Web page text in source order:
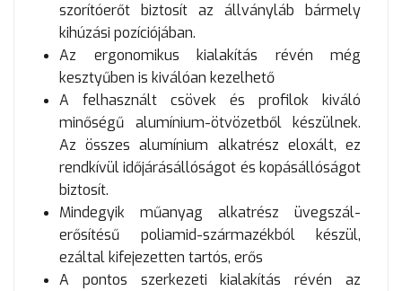
szorítóerőt biztosít az állványláb bármely
kihúzási pozíciójában.
Az ergonomikus kialakítás révén még
kesztyűben is kiválóan kezelhető
A felhasznált csövek és profilok kiváló
minőségű alumínium-ötvözetből készülnek.
Az összes alumínium alkatrész eloxált, ez
rendkívül időjárásállóságot és kopásállóságot
biztosít.
Mindegyik műanyag alkatrész üvegszál-
erősítésű poliamid-származékból készül,
ezáltal kifejezetten tartós, erős
A pontos szerkezeti kialakítás révén az